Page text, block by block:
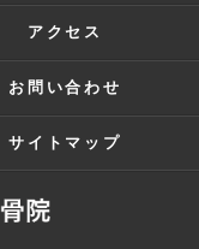
アクセス
お問い合わせ
サイトマップ